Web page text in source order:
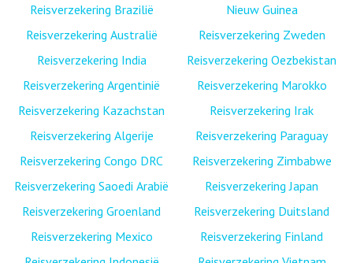
Reisverzekering Brazilië
Reisverzekering Australië
Reisverzekering India
Reisverzekering Argentinië
Reisverzekering Kazachstan
Reisverzekering Algerije
Reisverzekering Congo DRC
Reisverzekering Saoedi Arabië
Reisverzekering Groenland
Reisverzekering Mexico
Nieuw Guinea
Reisverzekering Zweden
Reisverzekering Oezbekistan
Reisverzekering Marokko
Reisverzekering Irak
Reisverzekering Paraguay
Reisverzekering Zimbabwe
Reisverzekering Japan
Reisverzekering Duitsland
Reisverzekering Finland